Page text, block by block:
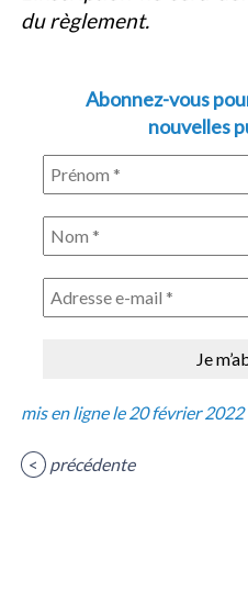
du règlement.
Abonnez-vous
nouvelles
mis en ligne le 20 février 2022
< précédente